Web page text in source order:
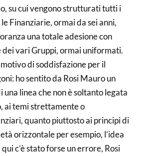
su cui vengono strutturati tutti i
Finanziarie, ormai da sei anni,
una totale adesione con
dei vari Gruppi, ormai uniformati.
di soddisfazione per il
ho sentito da Rosi Mauro un
una linea che non è soltanto legata
ai temi strettamente o
quanto piuttosto ai principi di
orizzontale per esempio, l’idea
c’è stato forse un errore, Rosi